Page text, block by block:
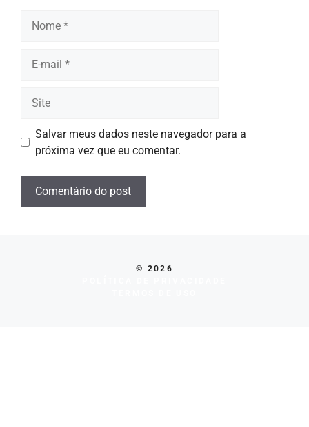
mail
Salvar meus dados neste navegador para a
próxima vez que eu comentar.
© 2026